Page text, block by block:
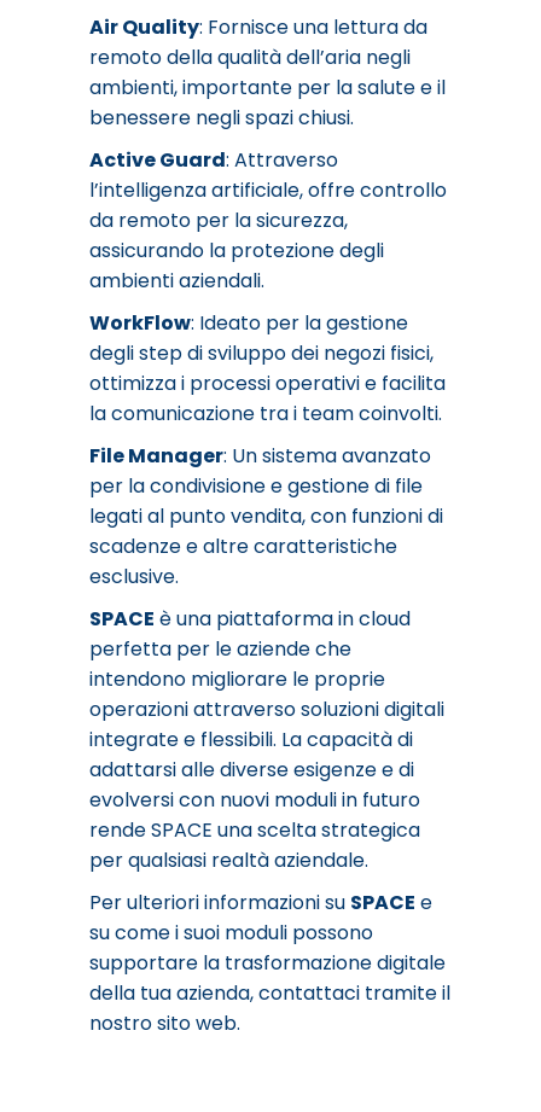
Air Quality: Fornisce una lettura da
remoto della qualità dell’aria negli
ambienti, importante per la salute e il
benessere negli spazi chiusi.
Active Guard: Attraverso
l’intelligenza artificiale, offre controllo
da remoto per la sicurezza,
assicurando la protezione degli
ambienti aziendali.
WorkFlow: Ideato per la gestione
degli step di sviluppo dei negozi fisici,
ottimizza i processi operativi e facilita
la comunicazione tra i team coinvolti.
File Manager: Un sistema avanzato
per la condivisione e gestione di file
legati al punto vendita, con funzioni di
scadenze e altre caratteristiche
esclusive.
SPACE è una piattaforma in cloud
perfetta per le aziende che
intendono migliorare le proprie
operazioni attraverso soluzioni digitali
integrate e flessibili. La capacità di
adattarsi alle diverse esigenze e di
evolversi con nuovi moduli in futuro
rende SPACE una scelta strategica
per qualsiasi realtà aziendale.
Per ulteriori informazioni su SPACE e
su come i suoi moduli possono
supportare la trasformazione digitale
della tua azienda, contattaci tramite il
nostro sito web.